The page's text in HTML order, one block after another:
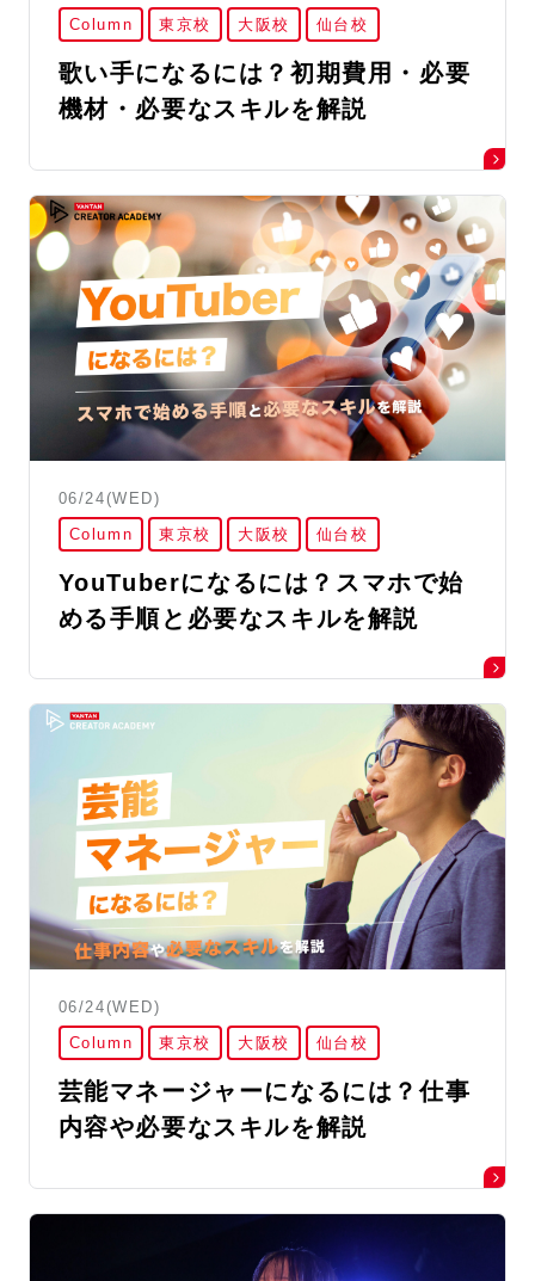
Column
東京校 大阪校 仙台校
歌い手になるには？初期費用・必要
機材・必要なスキルを解説
06/24(WED)
Column
東京校 大阪校 仙台校
YouTuberになるには？スマホで始
める手順と必要なスキルを解説
06/24(WED)
Column
東京校 大阪校 仙台校
芸能マネージャーになるには？仕事
内容や必要なスキルを解説